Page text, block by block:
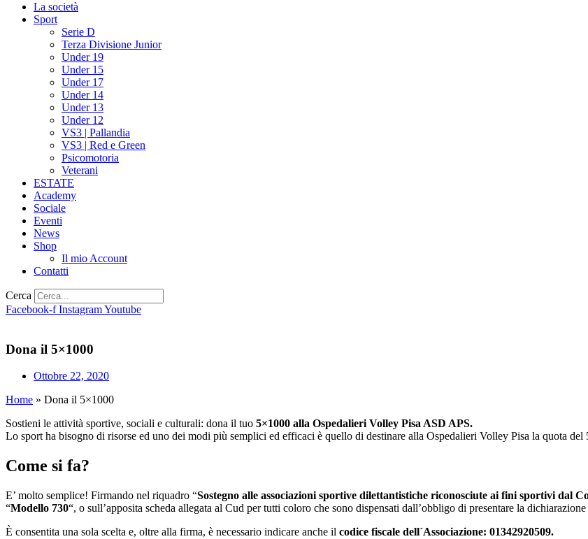
La società
Sport
Serie D
Terza Divisione Junior
Under 19
Under 15
Under 17
Under 14
Under 13
Under 12
VS3 | Pallandia
VS3 | Red e Green
Psicomotoria
Veterani
ESTATE
Academy
Sociale
Eventi
News
Shop
Il mio Account
Contatti
Cerca
Facebook-f InstagramYoutube
Dona il 5×1000
Ottobre 22, 2020
Home » Dona il 5×1000
Sostieni le attività sportive, sociali e culturali: dona il tuo 5×1000 alla Ospedalieri Volley Pisa ASD APS.
Lo sport ha bisogno di risorse ed uno dei modi più semplici ed efficaci è quello di destinare alla Ospedalieri Volley Pisa la quota
Come si fa?
E’ molto semplice! Firmando nel riquadro “Sostegno alle associazioni sportive dilettantistiche riconosciute ai fini sportivi dal
“Modello 730“, o sull’apposita scheda allegata al Cud per tutti coloro che sono dispensati dall’obbligo di presentare la
È consentita una sola scelta e, oltre alla firma, è necessario indicare anche il codice fiscale dell´Associazione: 01342920509.